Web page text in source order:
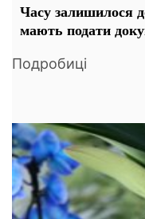
Часу залишилося
мають подати
Подробиці